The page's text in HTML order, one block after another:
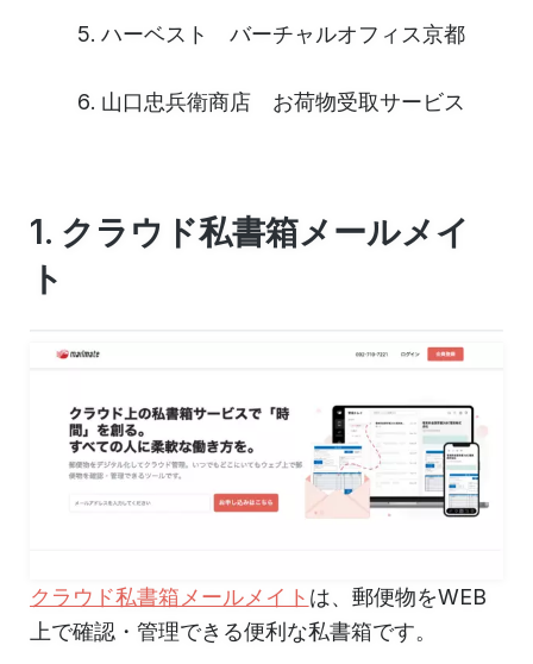
ハーベスト バーチャルオフィス京都
山口忠兵衛商店 お荷物受取サービス
1. クラウド私書箱メールメイ
ト
クラウド私書箱メールメイト は、郵便物をWEB
上で確認・管理できる便利な私書箱です。